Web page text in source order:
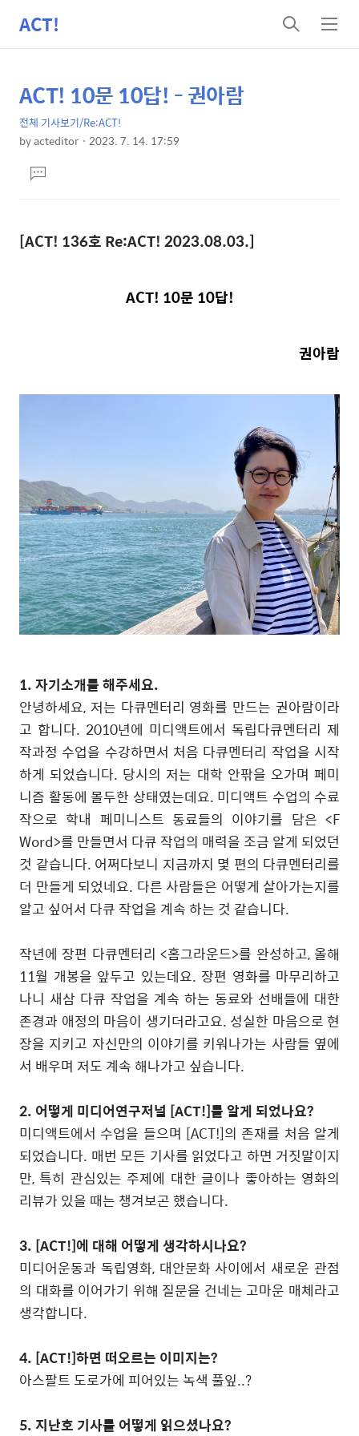
ACT!
검
색
메
뉴
상
세
컨
텐
츠
본
문
제
목
ACT! 10문 10답! - 권아람
전체 기사보기/Re:ACT!
byacteditor 2023. 7. 14. 17:59
문댓
글
[ACT! 136호 Re:ACT! 2023.08.03.]
ACT! 10문 10답!
권아람
1. 자기소개를 해주세요.
안녕하세요, 저는 다큐멘터리 영화를 만드는 권아람이라
고 합니다. 2010년에 미디액트에서 독립다큐멘터리 제
작과정 수업을 수강하면서 처음 다큐멘터리 작업을 시작
하게 되었습니다. 당시의 저는 대학 안팎을 오가며 페미
니즘 활동에 몰두한 상태였는데요. 미디액트 수업의 수료
작으로 학내 페미니스트 동료들의 이야기를 담은 <F
Word>를 만들면서 다큐 작업의 매력을 조금 알게 되었던
것 같습니다. 어쩌다보니 지금까지 몇 편의 다큐멘터리를
더 만들게 되었네요. 다른 사람들은 어떻게 살아가는지를
알고 싶어서 다큐 작업을 계속 하는 것 같습니다.
작년에 장편 다큐멘터리 <홈그라운드>를 완성하고, 올해
11월 개봉을 앞두고 있는데요. 장편 영화를 마무리하고
나니 새삼 다큐 작업을 계속 하는 동료와 선배들에 대한
존경과 애정의 마음이 생기더라고요. 성실한 마음으로 현
장을 지키고 자신만의 이야기를 키워나가는 사람들 옆에
서 배우며 저도 계속 해나가고 싶습니다.
2. 어떻게 미디어연구저널 [ACT!]를 알게 되었나요?
미디액트에서 수업을 들으며 [ACT!]의 존재를 처음 알게
되었습니다. 매번 모든 기사를 읽었다고 하면 거짓말이지
만, 특히 관심있는 주제에 대한 글이나 좋아하는 영화의
리뷰가 있을 때는 챙겨보곤 했습니다.
3. [ACT!]에 대해 어떻게 생각하시나요?
미디어운동과 독립영화, 대안문화 사이에서 새로운 관점
의 대화를 이어가기 위해 질문을 건네는 고마운 매체라고
생각합니다.
4. [ACT!]하면 떠오르는 이미지는?
아스팔트 도로가에 피어있는 녹색 풀잎..?
5. 지난호 기사를 어떻게 읽으셨나요?